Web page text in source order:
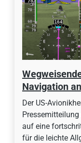
Navigation
Der US-
auf eine
für die leichte